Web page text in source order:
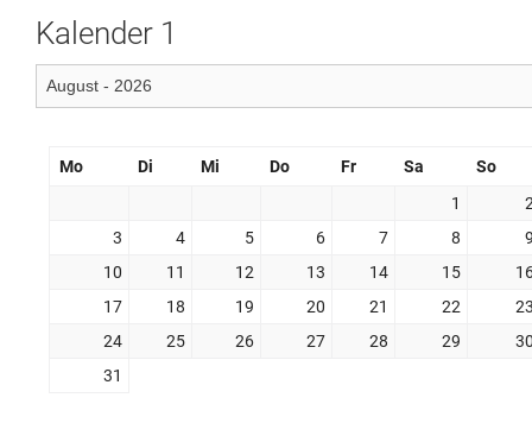
Kalender 1
Mo Di Mi Do Fr Sa
So
1
3
4 5 6 7 8
10
11 12 13 14 15
17
18 19 20 21 22
24
25 26 27 28 29
31